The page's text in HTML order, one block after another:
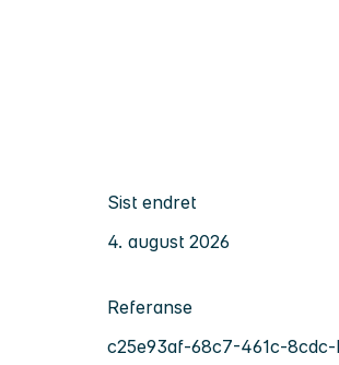
Sist endret
4. august 2026
Referanse
c25e93af-68c7-461c-